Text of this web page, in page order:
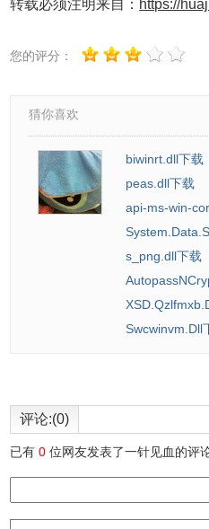
转载必须注明来自： https://
您的评分：
猜你喜欢
biwinrt.dll下载
peas.dll下载
api-ms-win-
s_png.dll下载
Swcwinvm.Dll
评论:(0)
已有0 位网友发表了一针见血的评